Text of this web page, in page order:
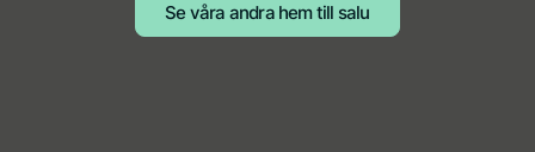
Se våra andra hem till salu